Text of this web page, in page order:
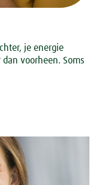
je energie
voorheen. Soms